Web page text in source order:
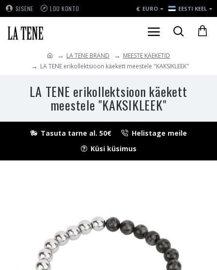
SISENE LOO KONTO € EURO EESTI KEEL
LA TENE BRÄND
MEESTE KÄEKETID
LA TENE erikollektsioon käekett meestele "KAKSIKLEEK"
LA TENE erikollektsioon käekett
meestele "KAKSIKLEEK"
Tasuta tarne al. 50€
Helistage meile
Küsi küsimus